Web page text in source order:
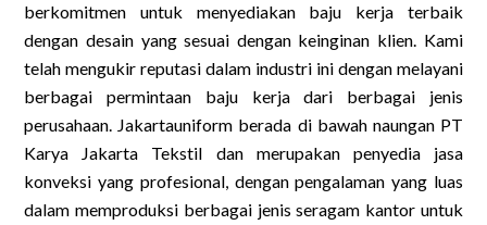
berkomitmen untuk menyediakan baju kerja terbaik
dengan desain yang sesuai dengan keinginan klien. Kami
telah mengukir reputasi dalam industri ini dengan melayani
berbagai permintaan baju kerja dari berbagai jenis
perusahaan. Jakartauniform berada di bawah naungan PT
Karya Jakarta Tekstil dan merupakan penyedia jasa
konveksi yang profesional, dengan pengalaman yang luas
dalam memproduksi berbagai jenis seragam kantor untuk